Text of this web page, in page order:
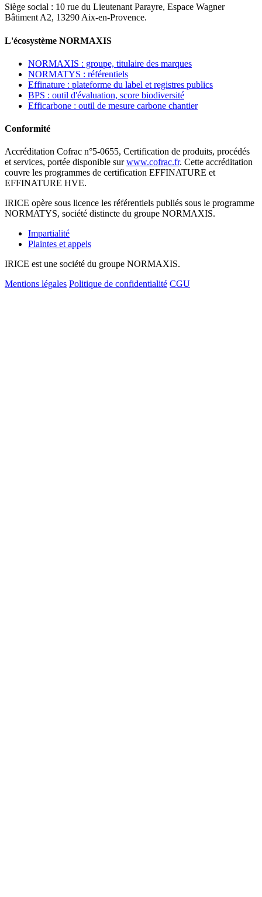
Siège social : 10 rue du Lieutenant Parayre, Espace Wagner
Bâtiment A2, 13290 Aix-en-Provence.
L'écosystème NORMAXIS
NORMAXIS : groupe, titulaire des marques
NORMATYS : référentiels
Effinature : plateforme du label et registres publics
BPS : outil d'évaluation, score biodiversité
Efficarbone : outil de mesure carbone chantier
Conformité
Accréditation Cofrac n°5-0655, Certification de produits, procédés
et services, portée disponible surwww.cofrac.fr. Cette accréditation
couvre les programmes de certification EFFINATURE et
EFFINATURE HVE.
IRICE opère sous licence les référentiels publiés sous le programme
NORMATYS, société distincte du groupe NORMAXIS.
Impartialité
Plaintes et appels
IRICE est une société du groupe NORMAXIS.
Mentions légales Politique de confidentialité CGU